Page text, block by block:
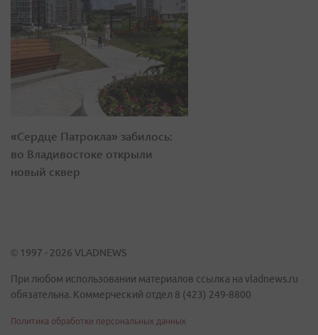
«Сердце Патрокла» забилось:
во Владивостоке открыли
новый сквер
© 1997 - 2026 VLADNEWS
При любом использовании материалов ссылка на vladnews.ru
обязательна. Коммерческий отдел 8 (423) 249-8800
Политика обработки персональных данных